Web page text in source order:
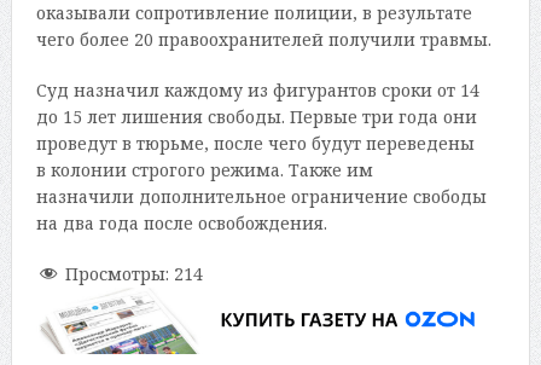
оказывали сопротивление полиции, в результате
чего более 20 правоохранителей получили травмы.
Суд назначил каждому из фигурантов сроки от 14
до 15 лет лишения свободы. Первые три года они
проведут в тюрьме, после чего будут переведены
в колонии строгого режима. Также им
назначили дополнительное ограничение свободы
на два года после освобождения.
Просмотры: 214